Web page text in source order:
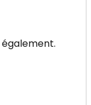
également.